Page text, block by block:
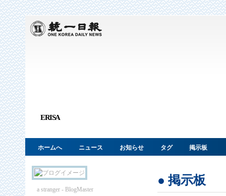
ERISA
ホームへ ニュース お知らせ タグ 掲示板
● 掲示板
a stranger - BlogMaster